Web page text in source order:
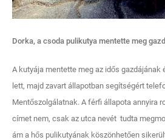
Dorka, a csoda pulikutya mentette meg
A kutyája mentette meg az idős gazdájának
lett, majd zavart állapotban segítségért
Mentőszolgálatnak. A férfi állapota annyira
címet nem, csak az utca nevét tudta
ám a hős pulikutyának köszönhetően